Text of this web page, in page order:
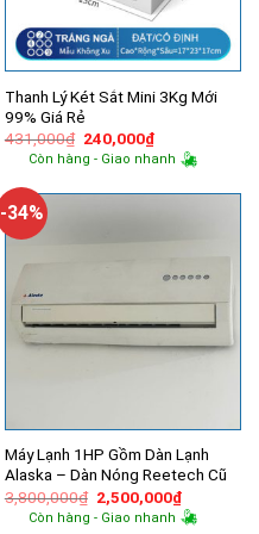
Thanh Lý Két Sắt Mini 3Kg Mới
99% Giá Rẻ
431,000₫ Giá
gốc
là:
240,000₫Giá
hiện
tại
240,000₫.
Còn hàng - Giao nhanh
-34%
Máy Lạnh 1HP Gồm Dàn Lạnh
Alaska – Dàn Nóng Reetech Cũ
3,800,000₫ Giá
gốc
là:
2,500,000₫Giá
hiện
tại
Còn hàng - Giao nhanh